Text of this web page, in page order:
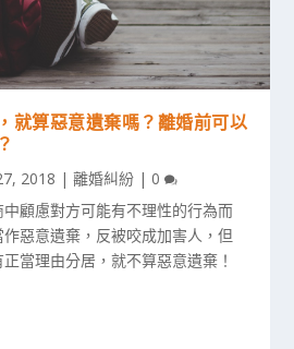
就算惡意遺棄嗎？離婚前可以
2018 |離婚糾紛 | 0
顧慮對方可能有不理性的行為而
惡意遺棄，反被咬成加害人，但
當理由分居，就不算惡意遺棄！